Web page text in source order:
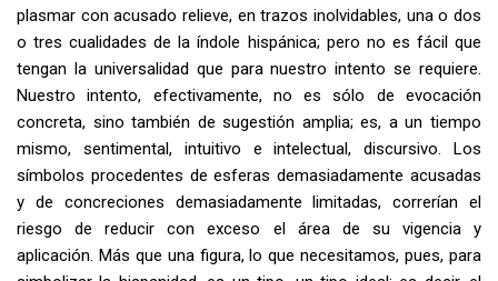
plasmar con acusado relieve, en trazos inolvidables, una o dos
o tres cualidades de la índole hispánica; pero no es fácil que
tengan la universalidad que para nuestro intento se requiere.
Nuestro intento, efectivamente, no es sólo de evocación
concreta, sino también de sugestión amplia; es, a un tiempo
mismo, sentimental, intuitivo e intelectual, discursivo. Los
símbolos procedentes de esferas demasiadamente acusadas
y de concreciones demasiadamente limitadas, correrían el
riesgo de reducir con exceso el área de su vigencia y
aplicación. Más que una figura, lo que necesitamos, pues, para